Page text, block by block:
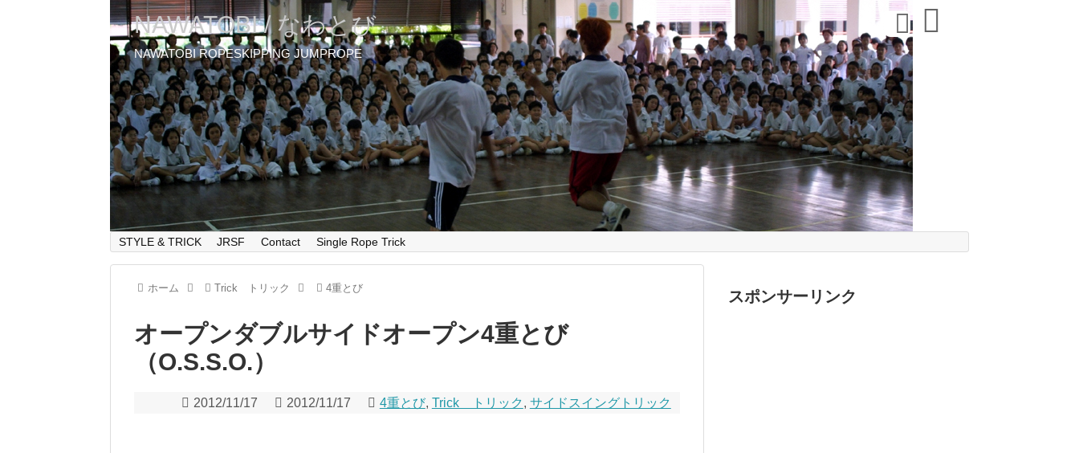
NAWATOBI / なわとび
NAWATOBI ROPESKIPPING JUMPROPE
STYLE & TRICK JRSF Contact Single Rope Trick
ホーム Trick トリック 4重とび
オープンダブルサイドオープン4重とび
（O.S.S.O.）
2012/11/17 2012/11/17 4重とび, Trick トリック , サイドスイングトリック
スポンサーリンク